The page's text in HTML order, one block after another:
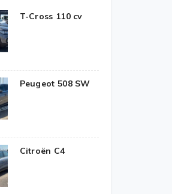
T-Cross 110 cv
Peugeot 508 SW
Citroën C4